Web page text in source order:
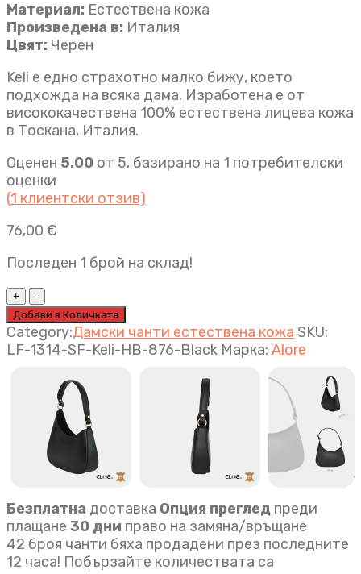
Материал: Естествена кожа
Произведена в: Италия
Цвят: Черен
Keli е едно страхотно малко бижу, което
подхожда на всяка дама. Изработена е от
висококачествена 100% естествена лицева кожа
в Тоскана, Италия.
Оценен 5.00 от 5, базирано на 1 потребителски
оценки
(1 клиентски отзив)
76,00 €
Последен 1 брой на склад!
Луксозна
италианска
дамска
чанта
quantity
Добави в Количката
Category:Дамски чанти естествена кожа SKU:
LF-1314-SF-Keli-HB-876-Black Марка: Alore
Безплатна доставка Опция преглед преди
плащане 30 дни право на замяна/връщане
42 броя чанти бяха продадени през последните
12 часа! Побързайте количествата са